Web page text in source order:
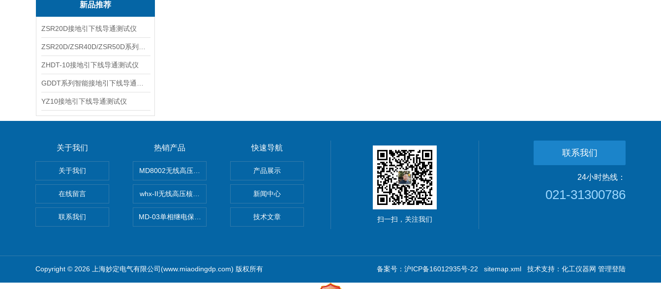
新品推荐
ZSR20D接地引下线导通测试仪
ZHDT-10接地引下线导通测试仪
YZ10接地引下线导通测试仪
关于我们
关于我们
在线留言
联系我们
热销产品
MD8002无线高压核相仪
whx-II无线高压核相仪
MD-03单相继电保护测试仪价格
快速导航
产品展示
新闻中心
技术文章 扫一扫，关注我们
联系我们
24小时热线：
021-31300786
Copyright © 2026 上海妙定电气有限公司(www.miaodingdp.com) 版权所有 备案号：沪ICP备16012935号-22 sitemap.xml 技术支持： 化工仪器网 管理登陆